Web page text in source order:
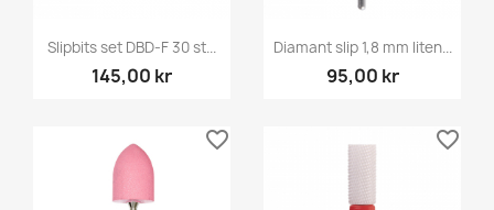
Slipbits set DBD-F 30 st...
145,00 kr
Diamant slip 1,8 mm liten...
95,00 kr
favorite_border favorite_border